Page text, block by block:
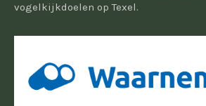
vogelkijkdoelen op Texel.